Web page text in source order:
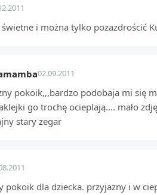
i można tylko pozazdrościć
02.09.2011
pokoik,,,bardzo podobaja mi się
go trochę ocieplają.... mało
stary zegar
pokoik dla dziecka. przyjazny i w